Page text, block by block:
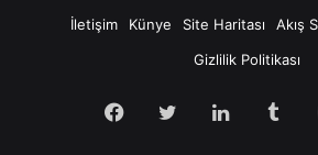
İletişim
Künye Site Haritası Akış
Gizlilik Politikası
Facebook
TwitterLinkedIn